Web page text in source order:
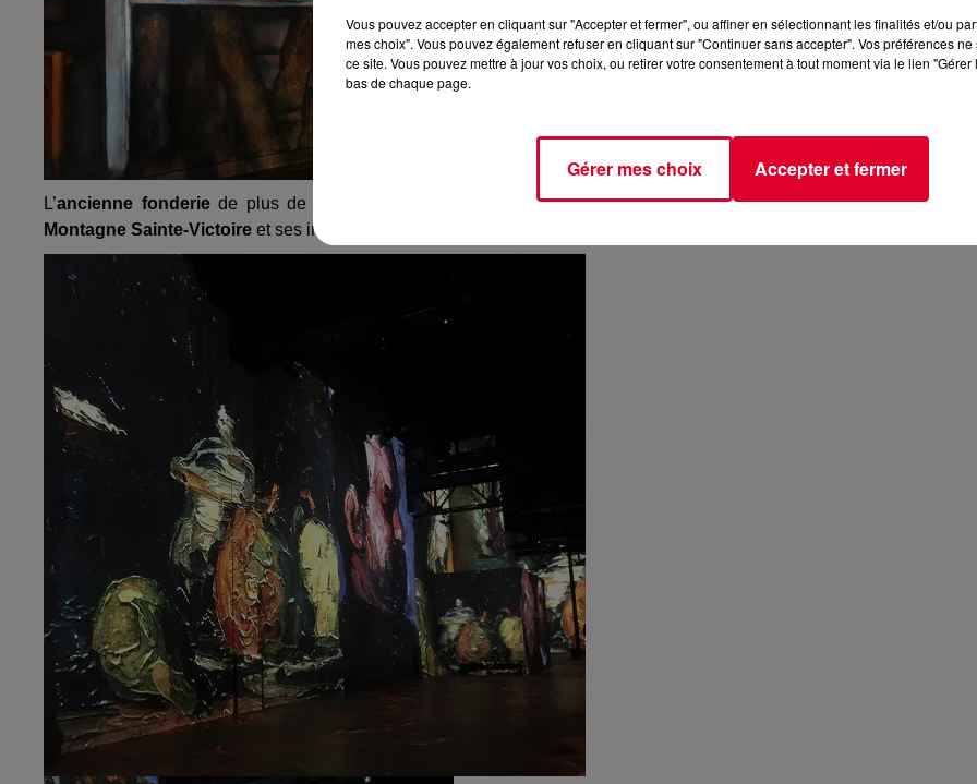
L’ancienne fonderiede plus de 3300 mètres carrés plonge le spectateur dans sesnatures mortes, au cœur de
Montagne Sainte-Victoire et ses innombrables
Vous pouvez accepter en cliquant sur "Accepter et fermer", ou affiner en sélectionnant les finalités et/ou
mes choix". Vous pouvez également refuser en cliquant sur "Continuer sans accepter". Vos préférences
ce site. Vous pouvez mettre à jour vos choix, ou retirer votre consentement à tout moment via le lien
bas de chaque page.
Gérer mes choix Accepter et fermer